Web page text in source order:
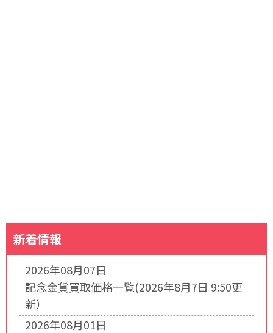
新着情報
2026年08月07日
記念金貨買取価格一覧(2026年8月7日 9:50更
新）
2026年08月01日